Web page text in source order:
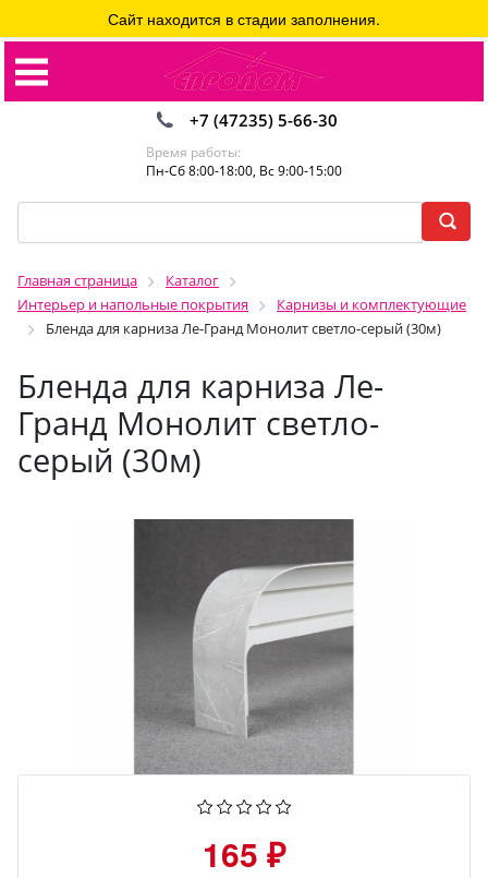
+7 (47235) 5-66-30
Время работы:
Пн-Сб 8:00-18:00, Вс 9:00-15:00
Главная страница
Каталог
Интерьер и напольные покрытия
Карнизы и комплектующие
Бленда для карниза Ле-Гранд Монолит светло-серый (30м)
Бленда для карниза Ле-
Гранд Монолит светло-
серый (30м)
Сайт находится в стадии заполнения.
165 ₽